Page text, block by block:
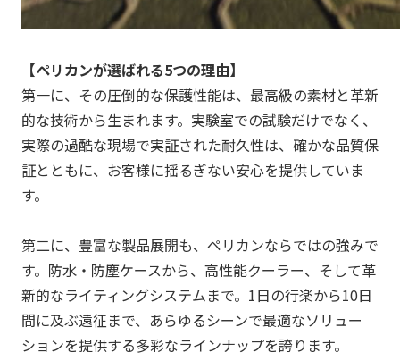
【ペリカンが選ばれる5つの理由】
第一に、その圧倒的な保護性能は、最高級の素材と革新
的な技術から生まれます。実験室での試験だけでなく、
実際の過酷な現場で実証された耐久性は、確かな品質保
証とともに、お客様に揺るぎない安心を提供していま
す。
第二に、豊富な製品展開も、 ペリカンならではの強みで
す。防水・防塵ケースから、高性能クーラー、そして革
新的なライティングシステムまで。1日の行楽から10日
間に及ぶ遠征まで、あらゆるシーンで最適なソリュー
ションを提供する多彩なラインナップを誇ります。